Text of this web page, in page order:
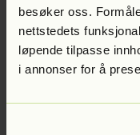
besøker oss.
nettstedets
løpende tilpasse
i annonser for å